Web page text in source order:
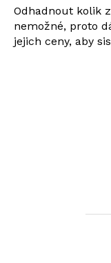
Odhadnout kolik
nemožné, proto
jejich ceny, aby